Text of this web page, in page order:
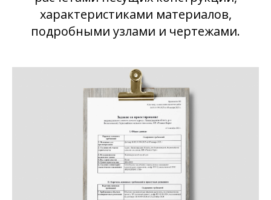
характеристиками материалов,
подробными узлами и чертежами.
Позвонить
Остались вопросы?
Мы с радостью вас
проконсультируем. Позвоните нам
или напишите в мессенджеры